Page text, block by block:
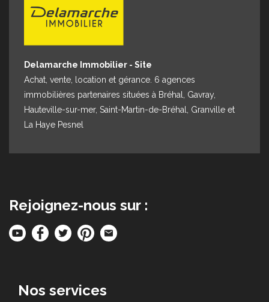
Delamarche Immobilier - Site
Achat, vente, location et gérance. 6 agences
immobilières partenaires situées à Bréhal, Gavray,
Hauteville-sur-mer, Saint-Martin-de-Bréhal, Granville et
La Haye Pesnel
Rejoignez-nous sur :
Nos services